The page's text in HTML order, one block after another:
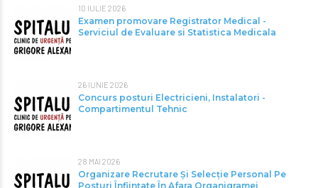
10 IULIE 2026
Examen promovare Registrator Medical -
Serviciul de Evaluare si Statistica Medicala
26 IUNIE 2026
Concurs posturi Electricieni, Instalatori -
Compartimentul Tehnic
28 MAI 2026
Organizare Recrutare Și Selecție Personal Pe
Posturi Înființate În Afara Organigramei